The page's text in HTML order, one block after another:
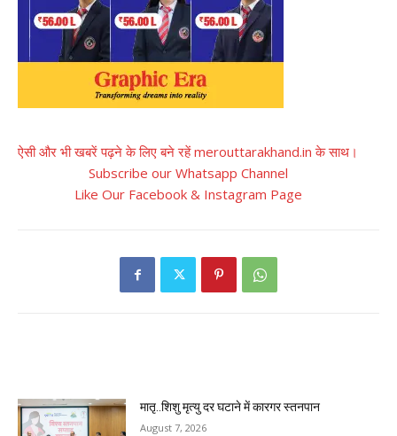
ऐसी और भी खबरें पढ़ने के लिए बने रहें merouttarakhand.in के साथ।
Subscribe our Whatsapp Channel
Like Our Facebook & Instagram Page
मातृ..शिशु मृत्यु दर घटाने में कारगर स्तनपान
August 7, 2026